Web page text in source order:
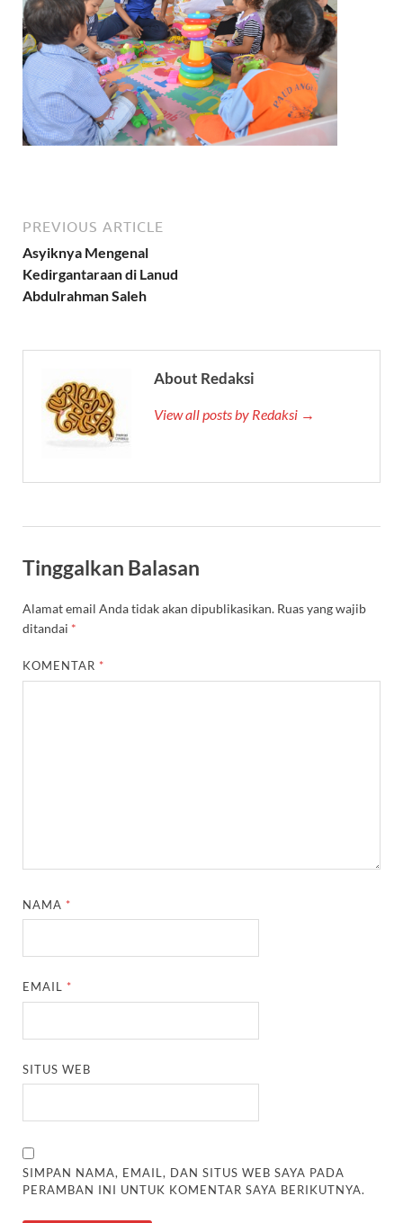
PREVIOUS ARTICLE
Asyiknya Mengenal
Kedirgantaraan di Lanud
Abdulrahman Saleh
About Redaksi
View all posts by Redaksi →
Tinggalkan Balasan
Alamat email Anda tidak akan dipublikasikan. Ruas yang wajib
ditandai *
KOMENTAR *
NAMA *
EMAIL *
SITUS WEB
SIMPAN NAMA, EMAIL, DAN SITUS WEB SAYA PADA
PERAMBAN INI UNTUK KOMENTAR SAYA BERIKUTNYA.